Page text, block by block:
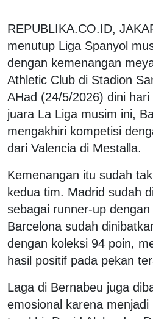
REPUBLIKA.CO.ID,
menutup Liga Spanyol
dengan kemenangan
Athletic Club di Stadion
AHad (24/5/2026) dini
juara La Liga musim ini,
mengakhiri kompetisi
dari Valencia di Mestalla.
Kemenangan itu sudah
kedua tim. Madrid sudah
sebagai runner-up
Barcelona sudah
dengan koleksi 94 poin,
hasil positif pada pekan
Laga di Bernabeu juga
emosional karena menjadi